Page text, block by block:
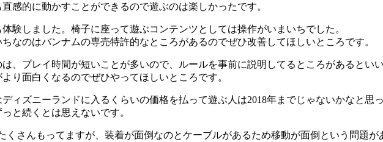
感的に動かすことができるので遊ぶのは楽しかったです。
験しました。椅子に座って遊ぶコンテンツとしては操作がいまいちでした。
なのはバンナムの専売特許的なところがあるのでぜひ改善してほしいところです。
、プレイ時間が短いことが多いので、ルールを事前に説明してるところがあるとい
り面白くなるのでぜひやってほしいところです。
ィズニーランドに入るくらいの価格を払って遊ぶ人は2018年までじゃないかなと思っ
と続くとは思えないです。
くさんもってますが、装着が面倒なのとケーブルがあるため移動が面倒という問題が